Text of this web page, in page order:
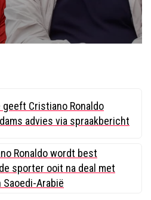
geeft Cristiano Ronaldo
advies via spraakbericht
Ronaldo wordt best
sporter ooit na deal met
Saoedi-Arabië